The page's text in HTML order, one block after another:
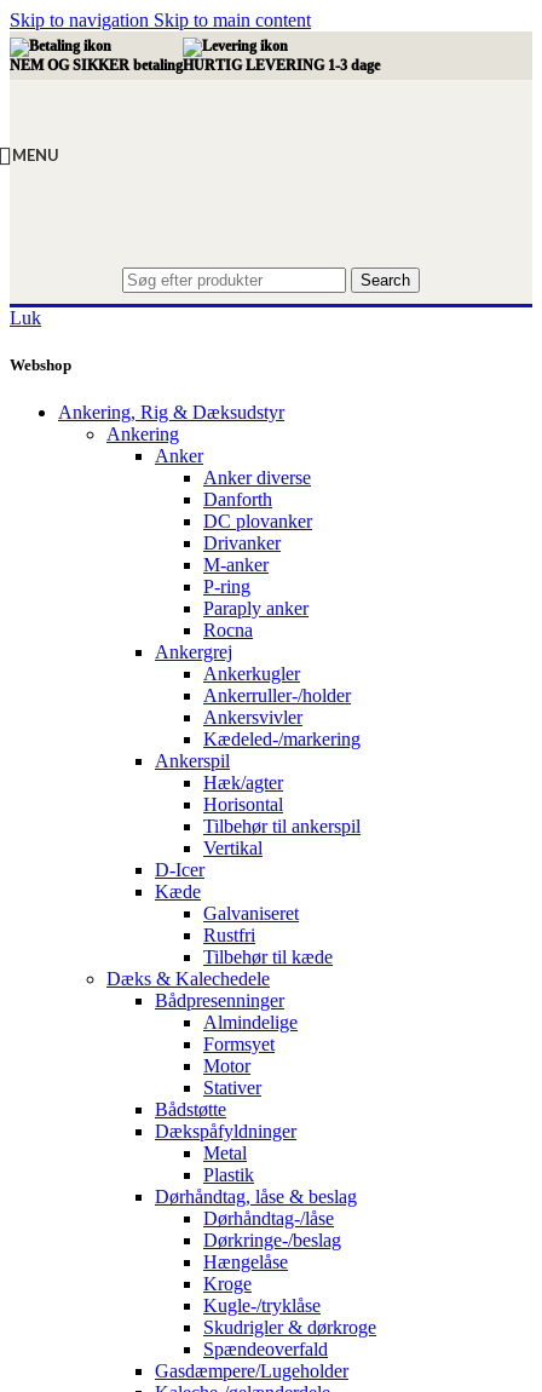
Skip to navigation Skip to main content
NEM OG SIKKER betalingHURTIG LEVERING 1-3 dage
MENU
Search
Luk
Webshop
Ankering, Rig & Dæksudstyr
Ankering
Anker
Anker diverse
Danforth
DC plovanker
Drivanker
M-anker
P-ring
Paraply anker
Rocna
Ankergrej
Ankerkugler
Ankerruller-/holder
Ankersvivler
Kædeled-/markering
Ankerspil
Hæk/agter
Horisontal
Tilbehør til ankerspil
Vertikal
D-Icer
Kæde
Galvaniseret
Rustfri
Tilbehør til kæde
Dæks & Kalechedele
Bådpresenninger
Almindelige
Formsyet
Motor
Stativer
Bådstøtte
Dækspåfyldninger
Metal
Plastik
Dørhåndtag, låse & beslag
Dørhåndtag-/låse
Dørkringe-/beslag
Hængelåse
Kroge
Kugle-/tryklåse
Skudrigler & dørkroge
Spændeoverfald
Gasdæmpere/Lugeholder